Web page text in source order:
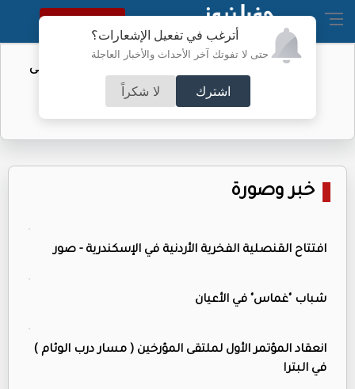
أترغب في تفعيل الإشعارات؟
حتى لا تفوتك آخر الأحداث والأخبار العاجلة
اشترك لا شكراً
النسخة الكاملة
تأجيل مؤتمر تقديم "الزاكي" مدربًا للنشامى
خبر وصورة
افتتاح القنصلية الفخرية الأردنية في الإسكندرية - صور
شباب "غماس" في الأعيان
انعقاد المؤتمر الأول لملتقى المؤرخين ( مسار درب الوئام )
في البترا